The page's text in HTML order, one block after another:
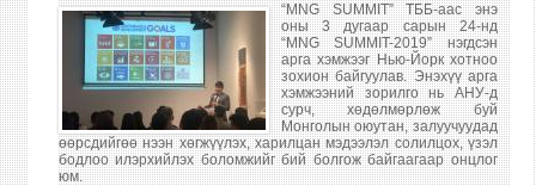
“MNG SUMMIT” ТББ-аас энэ
оны 3 дугаар сарын 24-нд
“MNG SUMMIT-2019” нэгдсэн
арга хэмжээг Нью-Йорк хотноо
зохион байгуулав. Энэхүү арга
хэмжээний зорилго нь АНУ-д
сурч, хөдөлмөрлөж буй
Монголын оюутан, залуучуудад
өөрсдийгөө нээн хөгжүүлэх, харилцан мэдээлэл солилцох, үзэл
бодлоо илэрхийлэх боломжийг бий болгож байгаагаар онцлог
юм.